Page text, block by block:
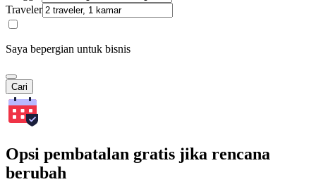
Traveler
Saya bepergian untuk bisnis
Cari
Opsi pembatalan gratis jika rencana
berubah